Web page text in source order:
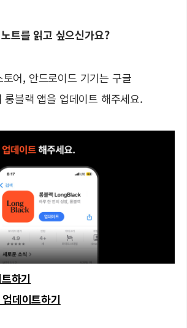
트를 읽고 싶으신가요?
어, 안드로이드 기기는 구글
롱블랙 앱을 업데이트 해주세요.
하기
데이트하기